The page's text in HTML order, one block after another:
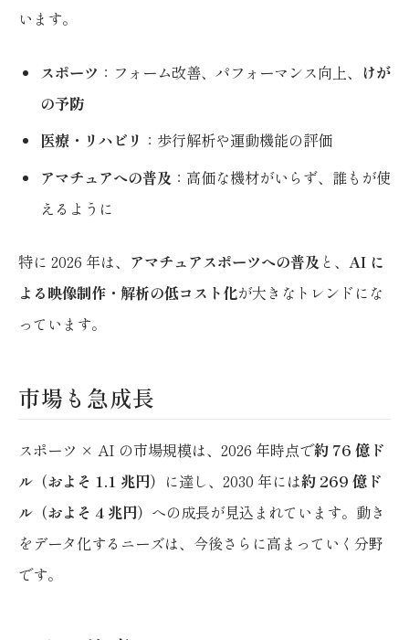
います。
スポーツ ：フォーム改善、パフォーマンス向上、 けが
の予防
医療・リハビリ ：歩行解析や運動機能の評価
アマチュアへの普及 ：高価な機材がいらず、誰もが使
えるように
特に 2026 年は、 アマチュアスポーツへの普及 と、 AI に
よる映像制作・解析の低コスト化が大きなトレンドにな
っています。
市場も急成長
スポーツ × AI の市場規模は、2026 年時点で約 76 億ド
ル（およそ 1.1 兆円） に達し、2030 年には約 269 億ド
ル（およそ 4 兆円） への成長が見込まれています。動き
をデータ化するニーズは、今後さらに高まっていく分野
です。